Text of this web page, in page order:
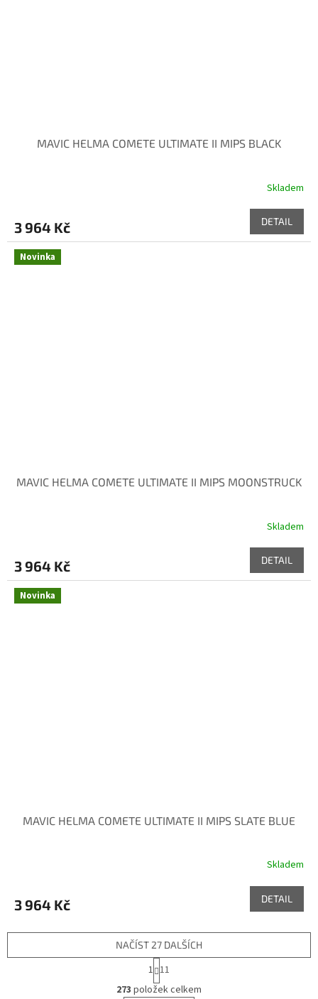
MAVIC HELMA COMETE ULTIMATE II MIPS BLACK
Skladem
3 964 Kč DETAIL
Novinka
MAVIC HELMA COMETE ULTIMATE II MIPS MOONSTRUCK
Skladem
3 964 Kč DETAIL
Novinka
MAVIC HELMA COMETE ULTIMATE II MIPS SLATE BLUE
Skladem
3 964 Kč DETAIL
O
NAČÍST 27 DALŠÍCH
S
t
r
1 11
273 položek celkem